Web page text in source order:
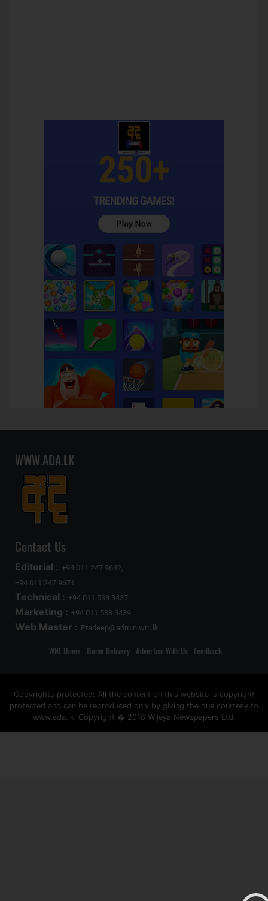
WWW.ADA.LK
Contact Us
Editorial : +94 011 247 9642,
+94 011 247 9671
Technical : +94 011 538 3437
Marketing : +94 011 538 3439
Web Master : Pradeep@admin.wnl.lk
WNL Home Home Delivery Advertise With Us Feedback
Copyrights protected: All the content on this website is copyright
protected and can be reproduced only by giving the due courtesy to
www.ada.lk' Copyright � 2018 Wijeya Newspapers Ltd.